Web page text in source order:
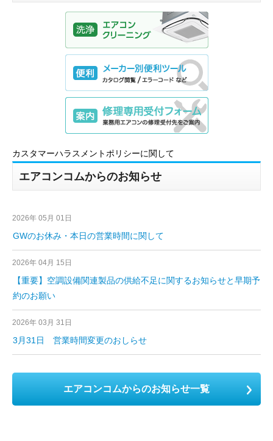
エアコンコムからのお知らせ
カスタマーハラスメントポリシーに関して
2026年 05月 01日
GWのお休み・本日の営業時間に関して
2026年 04月 15日
【重要】空調設備関連製品の供給不足に関するお知らせと早期予
約のお願い
2026年 03月 31日
3月31日 営業時間変更のおしらせ
エアコンコムからのお知らせ一覧